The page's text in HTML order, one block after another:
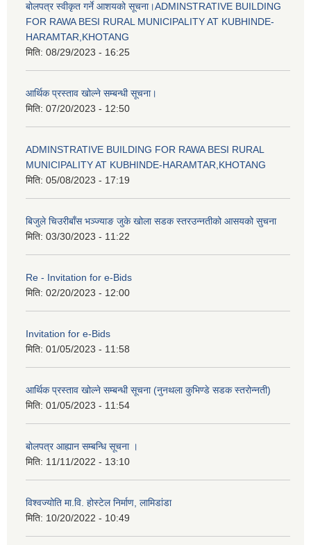
बोलपत्र स्वीकृत गर्ने आशयको सूचना।ADMINSTRATIVE BUILDING
FOR RAWA BESI RURAL MUNICIPALITY AT KUBHINDE-
HARAMTAR,KHOTANG
मिति: 08/29/2023 - 16:25
आर्थिक प्रस्ताव खोल्ने सम्बन्धी सूचना।
मिति: 07/20/2023 - 12:50
ADMINSTRATIVE BUILDING FOR RAWA BESI RURAL
MUNICIPALITY AT KUBHINDE-HARAMTAR,KHOTANG
मिति: 05/08/2023 - 17:19
बिजुले चिउरीबाँस भञ्ज्याङ जुके खोला सडक स्तरउन्नतीको आसयको सुचना
मिति: 03/30/2023 - 11:22
Re - Invitation for e-Bids
मिति: 02/20/2023 - 12:00
Invitation for e-Bids
मिति: 01/05/2023 - 11:58
आर्थिक प्रस्ताव खोल्ने सम्बन्धी सूचना (नुनथला कुभिण्डे सडक स्तरोन्नती)
मिति: 01/05/2023 - 11:54
बोलपत्र आह्यान सम्बन्धि सूचना ।
मिति: 11/11/2022 - 13:10
विश्वज्योति मा.वि. होस्टेल निर्माण, लामिडांडा
मिति: 10/20/2022 - 10:49